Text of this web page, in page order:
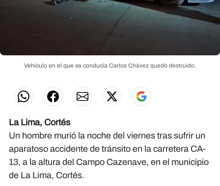
Vehículo en el que se conducía Carlos Chávez quedó destruido.
La Lima, Cortés
Un hombre murió la noche del viernes tras sufrir un
aparatoso accidente de tránsito en la carretera CA-
13, a la altura del Campo Cazenave, en el municipio
de La Lima, Cortés.